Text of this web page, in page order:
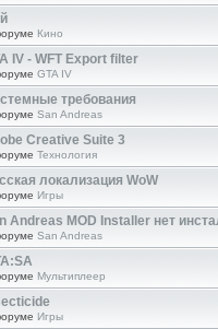
Кино
IV - WFT Export filter
GTA IV
требования
San Andreas
Creative Suite 3
Технология
локализация WoW
Игры
Andreas MOD Installer нет
San Andreas
Мультиплеер
Игры